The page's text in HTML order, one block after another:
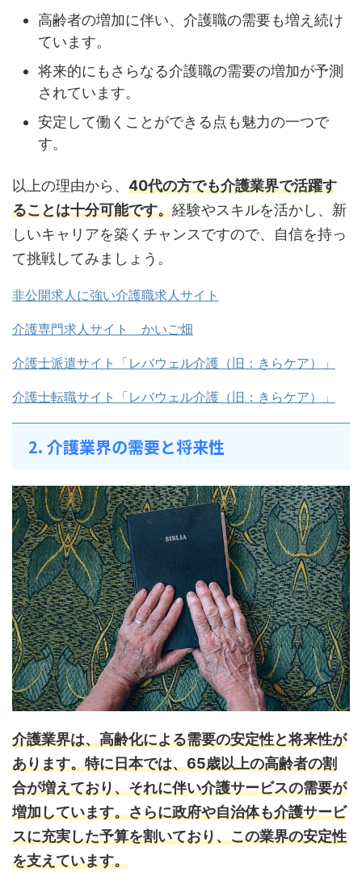
高齢者の増加に伴い、介護職の需要も増え続け
ています。
将来的にもさらなる介護職の需要の増加が予測
されています。
安定して働くことができる点も魅力の一つで
す。
以上の理由から、 40代の方でも介護業界で活躍す
ることは十分可能です。経験やスキルを活かし、新
しいキャリアを築くチャンスですので、自信を持っ
て挑戦してみましょう。
非公開求人に強い介護職求人サイト
介護専門求人サイト かいご畑
介護士派遣サイト「レバウェル介護（旧：きらケア）」
介護士転職サイト「レバウェル介護（旧：きらケア）」
2. 介護業界の需要と将来性
介護業界は、高齢化による需要の安定性と将来性が
あります。特に日本では、65歳以上の高齢者の割
合が増えており、それに伴い介護サービスの需要が
増加しています。さらに政府や自治体も介護サービ
スに充実した予算を割いており、この業界の安定性
を支えています。